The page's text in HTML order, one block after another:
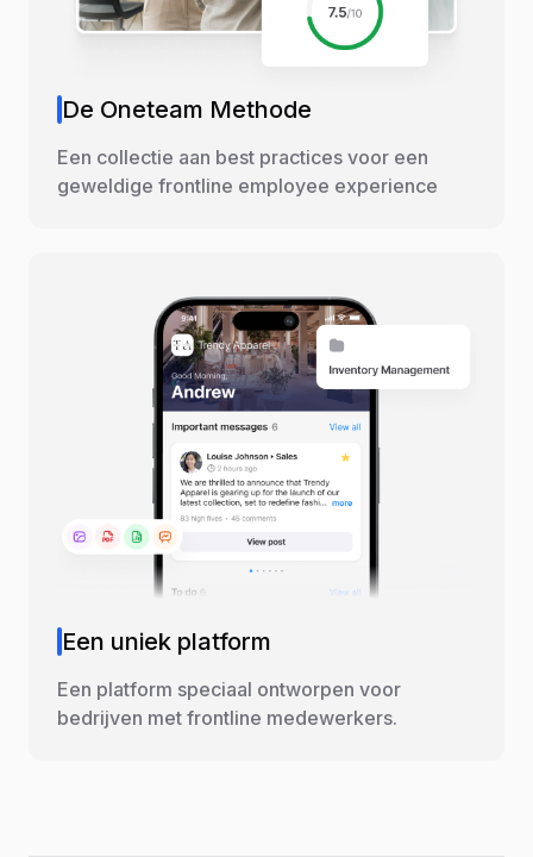
De Oneteam Methode
Een collectie aan best practices voor een
geweldige frontline employee experience
Een uniek platform
Een platform speciaal ontworpen voor
bedrijven met frontline medewerkers.